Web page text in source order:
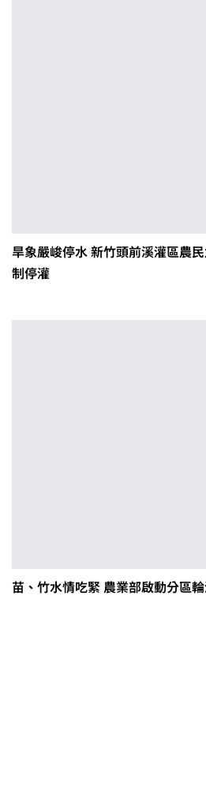
旱象嚴峻停水 新竹頭前溪灌區農
制停灌
苗、竹水情吃緊 農業部啟動分區